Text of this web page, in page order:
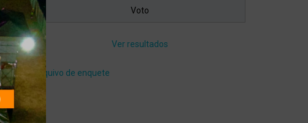
Ver resultados
Arquivo de enquete